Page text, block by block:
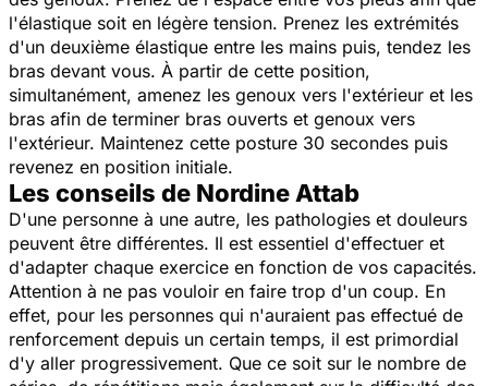
l'élastique soit en légère tension. Prenez les extrémités
d'un deuxième élastique entre les mains puis, tendez les
bras devant vous. À partir de cette position,
simultanément, amenez les genoux vers l'extérieur et les
bras afin de terminer bras ouverts et genoux vers
l'extérieur. Maintenez cette posture 30 secondes puis
revenez en position initiale.
Les conseils de Nordine Attab
D'une personne à une autre, les pathologies et douleurs
peuvent être différentes. Il est essentiel d'effectuer et
d'adapter chaque exercice en fonction de vos capacités.
Attention à ne pas vouloir en faire trop d'un coup. En
effet, pour les personnes qui n'auraient pas effectué de
renforcement depuis un certain temps, il est primordial
d'y aller progressivement. Que ce soit sur le nombre de